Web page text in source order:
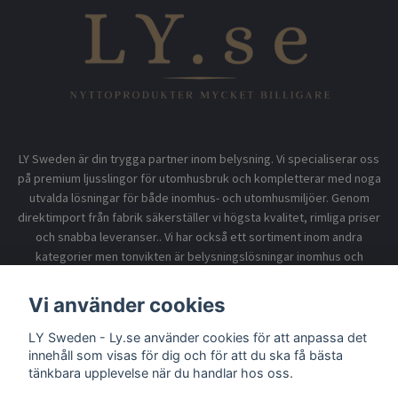
LY Sweden är din trygga partner inom belysning. Vi specialiserar oss
på premium ljusslingor för utomhusbruk och kompletterar med noga
utvalda lösningar för både inomhus- och utomhusmiljöer. Genom
direktimport från fabrik säkerställer vi högsta kvalitet, rimliga priser
och snabba leveranser.. Vi har också ett sortiment inom andra
kategorier men tonvikten är belysningslösningar inomhus och
Information
Vi använder cookies
LY Sweden - Ly.se använder cookies för att anpassa det
innehåll som visas för dig och för att du ska få bästa
tänkbara upplevelse när du handlar hos oss.